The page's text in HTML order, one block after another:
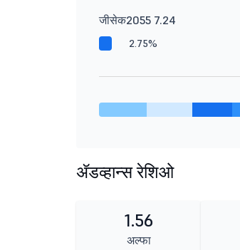
जीसेक2055 7.24
2.75%
ॲडव्हान्स रेशिओ
1.56
अल्फा